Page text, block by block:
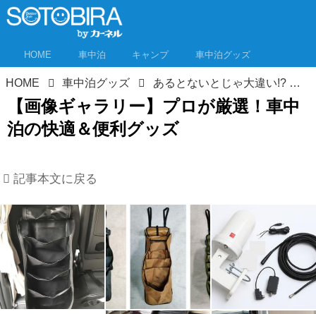
HOME 車中泊 キャンプ 車中泊グッズ
HOME 車中泊グッズ あるとないとじゃ大違い!? 車中泊の快適グッズをプロが厳選！これで車内環境がととのいます！
【画像ギャラリー】プロが厳選！車中
泊の快適＆便利グッズ
記事本文に戻る